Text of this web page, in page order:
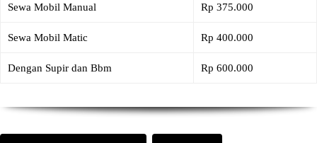
Sewa Mobil Manual Rp 375.000
Sewa Mobil Matic Rp 400.000
Dengan Supir dan Bbm Rp 600.000